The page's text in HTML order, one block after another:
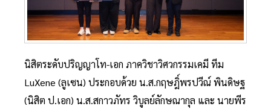
นิสิตระดับปริญญาโท-เอก ภาควิชาวิศวกรรมเคมี ทีม
LuXene (ลูเซน) ประกอบด้วย น.ส.กฤษฎิ์พรปวีณ์ พินดิษฐ
(นิสิต ป.เอก) น.ส.สกาวภัทร วิบูลย์ลักษณากุล และ นายพีร